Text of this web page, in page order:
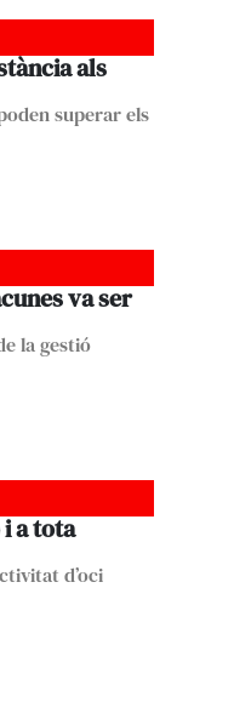
als
superar els
va ser
la gestió
a tota
d’oci